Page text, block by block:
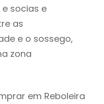
socias e
as
e o sossego,
zona
em Reboleira